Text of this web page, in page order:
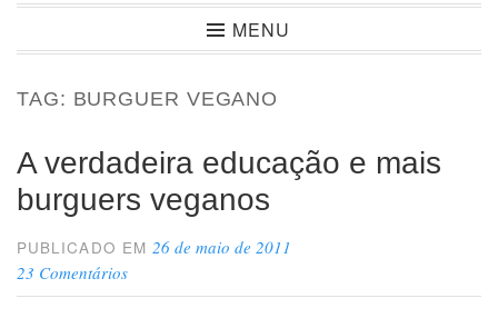
PapacapimMENU
TAG: BURGUER VEGANO
A verdadeira educação e mais
burguers veganos
PUBLICADO EM 26 de maio de 2011
23 Comentários